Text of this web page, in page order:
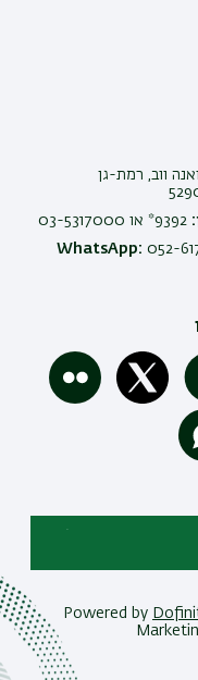
ווב, רמת-גן
WhatsApp: 052-
Powered by